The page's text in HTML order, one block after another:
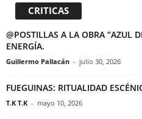
CRITICAS
@POSTILLAS A LA OBRA “AZUL
ENERGÍA.
Guillermo Pallacán - julio 30, 2026
FUEGUINAS: RITUALIDAD
T.K T.K - mayo 10, 2026